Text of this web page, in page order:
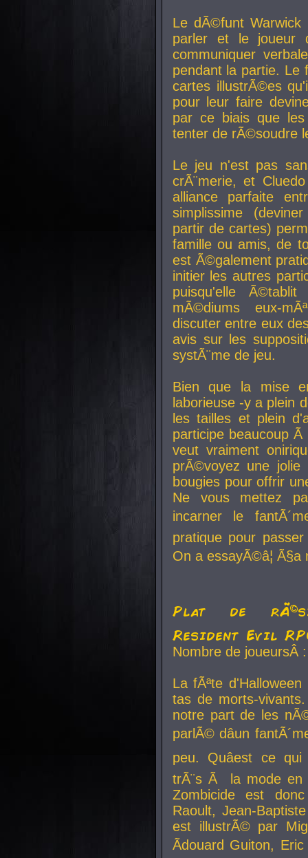
Le dÃ©funt Warwick
parler et le joueur
communiquer
pendant la partie. Le
cartes illustrÃ©es
pour leur faire
par ce biais que
tenter de rÃ©soudre
Le jeu n'est pas
crÃ¨merie, et
alliance parfaite
simplissime
partir de cartes)
famille ou amis, de
est Ã©galement
initier les autres
puisqu'elle
mÃ©diums eux-
discuter entre eux
avis sur les
systÃ¨me de jeu.
Bien que la mise
laborieuse -y a plein
les tailles et plein
participe beaucoup
veut vraiment
prÃ©voyez une
bougies pour offrir
Ne vous mettez
incarner le
pratique pour
On a essayÃ©â¦
Plat de
Resident Evil
Nombre de
La fÃªte
tas de morts-
notre part de les
parlÃ© dâun
peu. Quâest ce
trÃ¨s Ã la mode en
Zombicide est
Raoult, Jean-
est illustrÃ© par
Ãdouard Guiton,